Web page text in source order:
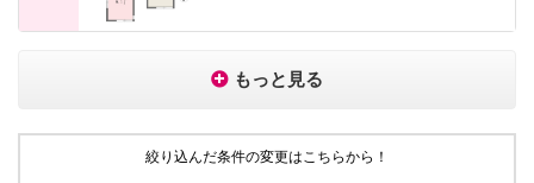
もっと見る
絞り込んだ条件の変更はこちらから！